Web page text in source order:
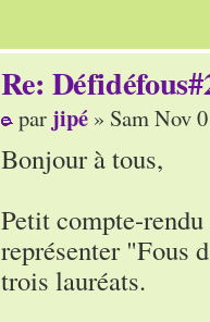
Re:
par jipé » Sam Nov
Bonjour à tous,
Petit compte-
représenter "Fous
trois lauréats.